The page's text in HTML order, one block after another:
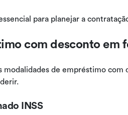
para planejar a
com desconto em
modalidades de empréstimo
INSS